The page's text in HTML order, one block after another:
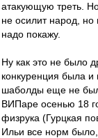
атакующую треть.
не осилит народ, но
надо покажу.
Ну как это не было
конкуренция была и
шаболды еще не
ВИПаре осенью 18
физрука (Гурцкая
Ильи все норм